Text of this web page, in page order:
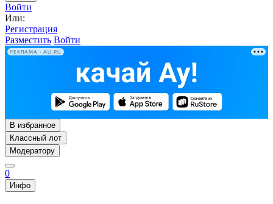
Войти
Или:
Регистрация
Разместить Войти
РЕКЛАМА • AU.RU
В избранное
Классный лот
Модератору
0
Инфо